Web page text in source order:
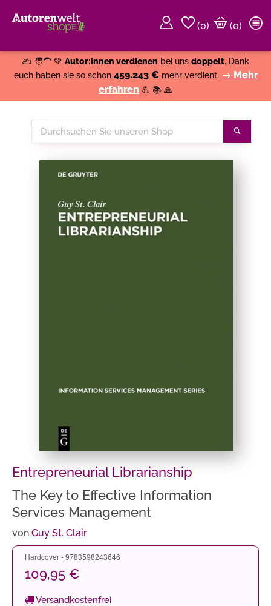
(0)
(0)
✍️ 🧑‍🦱 💚 Autor:innen verdienen bei uns doppelt. Dank
euch haben sie so schon 459.243 € mehr verdient. → Mehr
erfahren 💪 📚 🙏
Durchsuchen
Sie
Entrepreneurial Librarianship
The Key to Effective Information
Services Management
von Guy St. Clair
Hardcover - 9783598243646
109,95 €
Versandkostenfrei